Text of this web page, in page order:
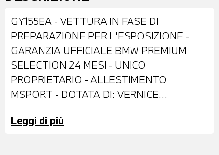
GY155EA - VETTURA IN FASE DI
PREPARAZIONE PER L'ESPOSIZIONE -
GARANZIA UFFICIALE BMW PREMIUM
SELECTION 24 MESI - UNICO
PROPRIETARIO - ALLESTIMENTO
MSPORT - DOTATA DI: VERNICE
IMPIANTO ANTIFURTO - CERCHI IN LEGA
Leggi di più